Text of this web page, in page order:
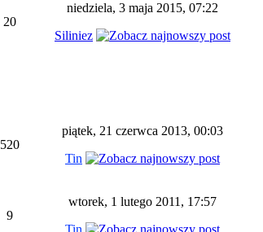
20
niedziela, 3 maja 2015, 07:22
Siliniez
520
piątek, 21 czerwca 2013, 00:03
Tin
9
wtorek, 1 lutego 2011, 17:57
Tin